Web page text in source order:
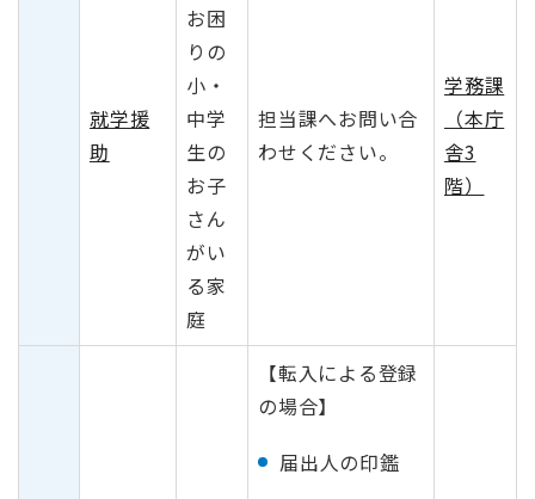
就学援
助
お困
りの
小・
中学
生の
お子
さん
がい
る家
庭
担当課へお問い合
わせください。
学務課
（本庁
舎3
階）
【転入による登録
の場合】
届出人の印鑑